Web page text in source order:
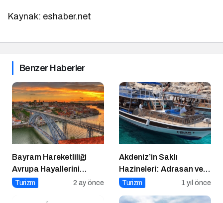
Kaynak: eshaber.net
Benzer Haberler
Bayram Hareketliliği
Avrupa Hayallerini
Tetikledi
Turizm 2 ay önce
Akdeniz’in Saklı
Hazineleri: Adrasan ve
Çevresi
Turizm 1 yıl önce